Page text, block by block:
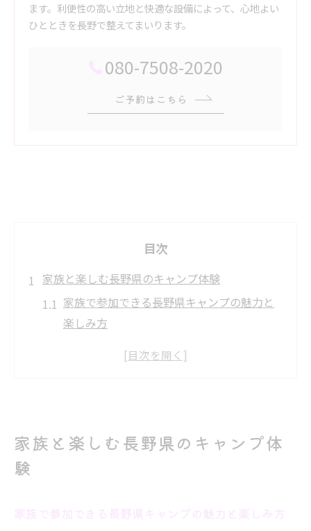
ます。利便性の高い立地と快適な設備によって、心地よい
ひとときを長野で整えてまいります。
080-7508-2020
ご予約はこちら
目次
家族と楽しむ長野県のキャンプ体験
家族で参加できる長野県キャンプの魅力と
楽しみ方
初心者も安心の長野県キャンプイベント体
家族の思い出作りに最適なキャンプイベン
ト選び
家族と楽しむ長野県のキャンプ体
験